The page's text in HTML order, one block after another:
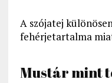
A szójatej
fehérjetartalma
Mustár mint